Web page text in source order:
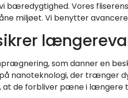
bæredygtighed. Vores
miljøet. Vi benytter
som danner en
nanoteknologi, der trænger
at de forbliver pæne i længere